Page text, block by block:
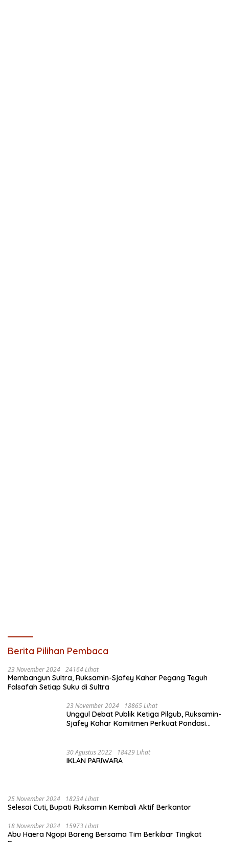
Berita Pilihan Pembaca
23 November 2024 24164 Lihat
Membangun Sultra, Ruksamin-Sjafey Kahar Pegang Teguh
Falsafah Setiap Suku di Sultra
23 November 2024 18865 Lihat
Unggul Debat Publik Ketiga Pilgub, Ruksamin-
Sjafey Kahar Komitmen Perkuat Pondasi
30 Agustus 2022 18429 Lihat
IKLAN PARIWARA
25 November 2024 18234 Lihat
Selesai Cuti, Bupati Ruksamin Kembali Aktif Berkantor
18 November 2024 15973 Lihat
Abu Haera Ngopi Bareng Bersama Tim Berkibar Tingkat